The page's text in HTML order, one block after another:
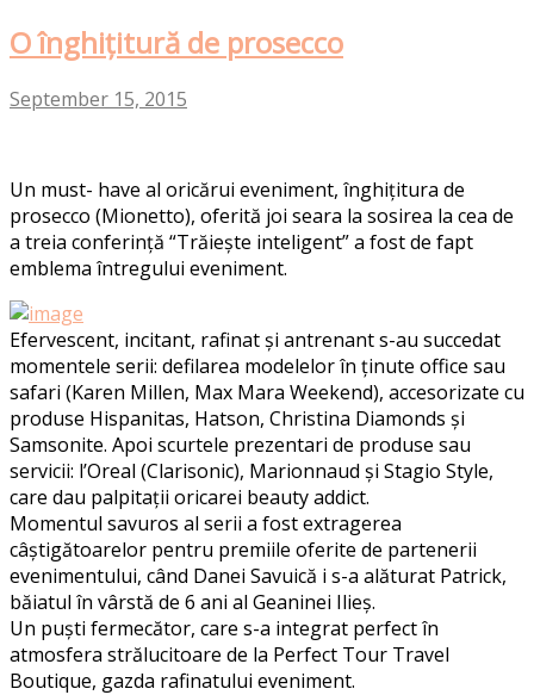
O înghițitură de prosecco
September 15, 2015
Un must- have al oricărui eveniment, înghițitura de
prosecco (Mionetto), oferită joi seara la sosirea la cea de
a treia conferință “Trăiește inteligent” a fost de fapt
emblema întregului eveniment.
Efervescent, incitant, rafinat și antrenant s-au succedat
momentele serii: defilarea modelelor în ținute office sau
safari (Karen Millen, Max Mara Weekend), accesorizate cu
produse Hispanitas, Hatson, Christina Diamonds și
Samsonite. Apoi scurtele prezentari de produse sau
servicii: l’Oreal (Clarisonic), Marionnaud și Stagio Style,
care dau palpitații oricarei beauty addict.
Momentul savuros al serii a fost extragerea
câștigătoarelor pentru premiile oferite de partenerii
evenimentului, când Danei Savuică i s-a alăturat Patrick,
băiatul în vârstă de 6 ani al Geaninei Ilieș.
Un puști fermecător, care s-a integrat perfect în
atmosfera strălucitoare de la Perfect Tour Travel
Boutique, gazda rafinatului eveniment.